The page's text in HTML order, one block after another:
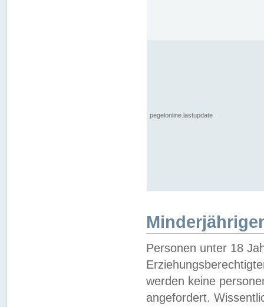
pegelonline.lastupdate
Personen unter 18
werden keine
angefordert.